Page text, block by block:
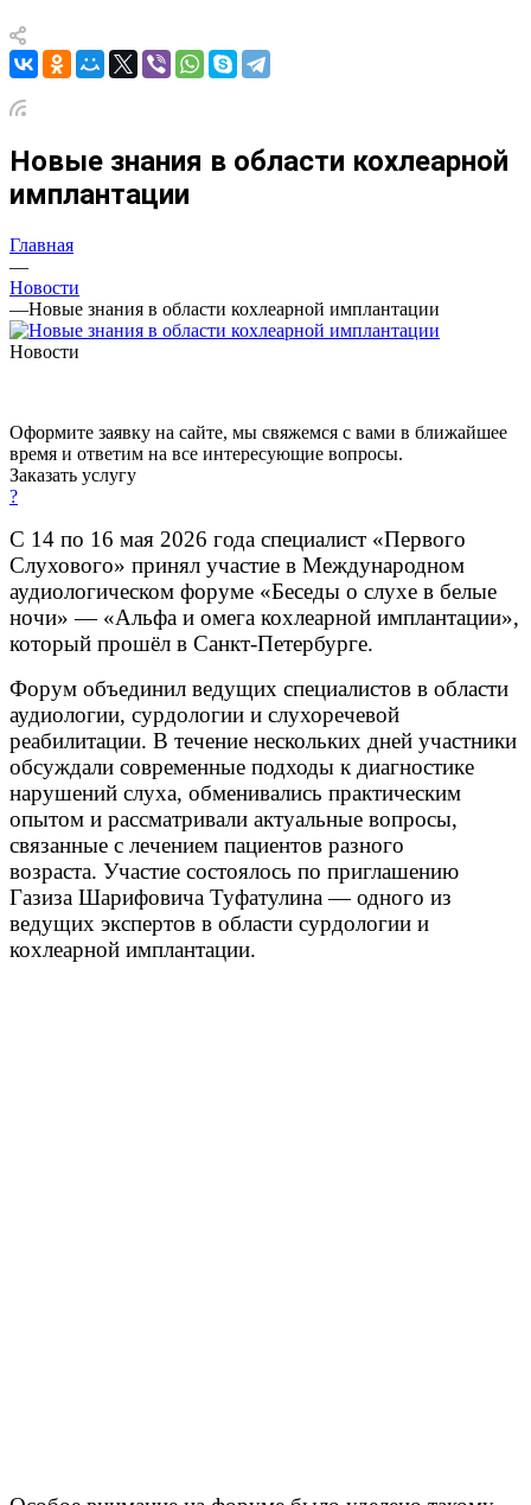
Новые знания в области кохлеарной
имплантации
Главная
—
Новости
—Новые знания в области кохлеарной имплантации
Новости
Оформите заявку на сайте, мы свяжемся с вами в ближайшее
время и ответим на все интересующие вопросы.
Заказать услугу
?
С 14 по 16 мая 2026 года специалист «Первого
Слухового» принял участие в Международном
аудиологическом форуме «Беседы о слухе в белые
ночи» — «Альфа и омега кохлеарной имплантации»,
который прошёл в Санкт-Петербурге.
Форум объединил ведущих специалистов в области
аудиологии, сурдологии и слухоречевой
реабилитации. В течение нескольких дней участники
обсуждали современные подходы к диагностике
нарушений слуха, обменивались практическим
опытом и рассматривали актуальные вопросы,
связанные с лечением пациентов разного
возраста. Участие состоялось по приглашению
Газиза Шарифовича Туфатулина — одного из
ведущих экспертов в области сурдологии и
кохлеарной имплантации.